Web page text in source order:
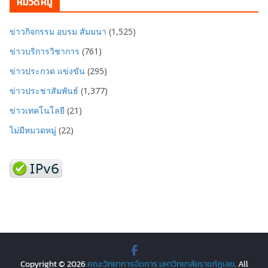
ข่าวกิจกรรม อบรม สัมมนา (1,525)
ข่าวบริการวิชาการ (761)
ข่าวประกวด แข่งขัน (295)
ข่าวประชาสัมพันธ์ (1,377)
ข่าวเทคโนโลยี (21)
ไม่มีหมวดหมู่ (22)
Copyright © 2026คณะวิทยาการจัดการ มหาวิทยาลัยราชภัฏเลย. All